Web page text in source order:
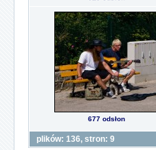
677 odsłon
plików: 136, stron: 9